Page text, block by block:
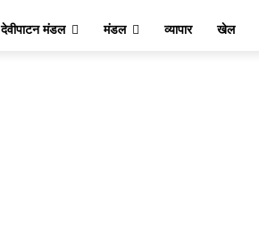
देवीपाटन मंडल मंडल व्यापार खेल